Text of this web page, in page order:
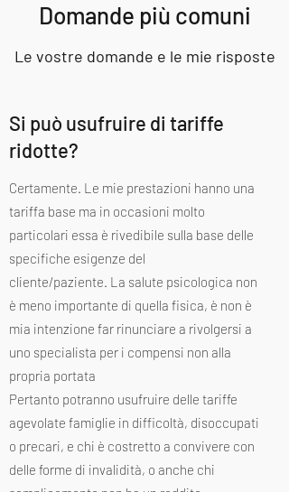
Domande più comuni
Le vostre domande e le mie risposte
Si può usufruire di tariffe
ridotte?
Certamente. Le mie prestazioni hanno una
tariffa base ma in occasioni molto
particolari essa è rivedibile sulla base delle
specifiche esigenze del
cliente/paziente. La salute psicologica non
è meno importante di quella fisica, è non è
mia intenzione far rinunciare a rivolgersi a
uno specialista per i compensi non alla
propria portata
Pertanto potranno usufruire delle tariffe
agevolate famiglie in difficoltà, disoccupati
o precari, e chi è costretto a convivere con
delle forme di invalidità, o anche chi